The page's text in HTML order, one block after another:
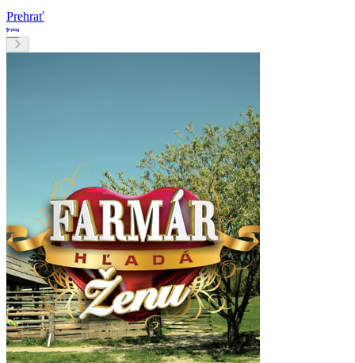
Prehrať